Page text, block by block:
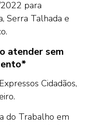
para
Serra Talhada e
atender sem
Cidadãos,
do Trabalho em